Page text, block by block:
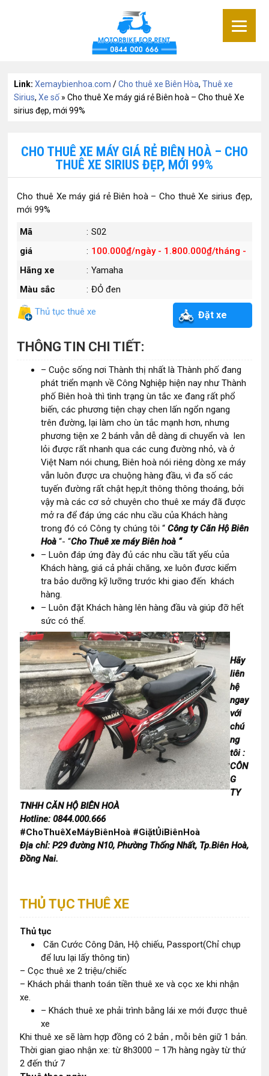
Link: Xemaybienhoa.com /Cho thuê xe Biên Hòa,Thuê xe
Sirius,Xe số » Cho thuê Xe máy giá rẻ Biên hoà – Cho thuê Xe
sirius đẹp, mới 99%
CHO THUÊ XE MÁY GIÁ RẺ BIÊN HOÀ – CHO
THUÊ XE SIRIUS ĐẸP, MỚI 99%
Cho thuê Xe máy giá rẻ Biên hoà – Cho thuê Xe sirius đẹp,
mới 99%
Mã : S02
giá
: 100.000₫/ngày - 1.800.000₫/tháng -
Hãng xe
: Yamaha
Màu sắc
: ĐỎ đen
Đặt xe
Thủ tục thuê xe
THÔNG TIN CHI TIẾT:
– Cuộc sống nơi Thành thị nhất là Thành phố đang
phát triển mạnh về Công Nghiệp hiện nay như Thành
phố Biên hoà thì tình trạng ùn tắc xe đang rất phổ
biến, các phương tiện chạy chen lấn ngổn ngang
trên đường, lại làm cho ùn tắc mạnh hơn, nhưng
phương tiện xe 2 bánh vẫn dễ dàng di chuyển và len
lỏi được rất nhanh qua các cung đường nhỏ, và ở
Việt Nam nói chung, Biên hoà nói riêng dòng xe máy
vẫn luôn được ưa chuộng hàng đầu, vì đa số các
tuyến đường rất chật hẹp,ít thông thông thoáng, bởi
vậy mà các cơ sở chuyên cho thuê xe máy đã được
mở ra để đáp ứng các nhu cầu của Khách hàng
trong đó có Công ty chúng tôi “ Công ty Căn Hộ Biên
Hoà “- “Cho Thuê xe máy Biên hoà “
– Luôn đáp ứng đày đủ các nhu cầu tất yếu của
Khách hàng, giá cả phải chăng, xe luôn đươc kiểm
tra bảo dưỡng kỹ lưỡng trước khi giao đến khách
hàng.
– Luôn đặt Khách hàng lên hàng đầu và giúp đỡ hết
sức có thể.
Hãy
liên
hệ
ngay
với
chú
ng
tôi :
CÔN
G
TY
TNHH CĂN HỘ BIÊN HOÀ
Hotline: 0844.000.666
#ChoThuêXeMáyBiênHoà #GiặtỦiBiênHoà
Địa chỉ: P29 đường N10, Phường Thống Nhất, Tp.Biên Hoà,
Đồng Nai.
THỦ TỤC THUÊ XE
Thủ tục
Căn Cước Công Dân, Hộ chiếu, Passport(Chỉ chụp
để lưu lại lấy thông tin)
– Cọc thuê xe 2 triệu/chiếc
– Khách phải thanh toán tiền thuê xe và cọc xe khi nhận
xe.
– Khách thuê xe phải trình bằng lái xe mới được thuê
xe
Khi thuê xe sẽ làm hợp đồng có 2 bản , mỗi bên giữ 1 bản.
Thời gian giao nhận xe: từ 8h3000 – 17h hàng ngày từ thứ
2 đến thứ 7